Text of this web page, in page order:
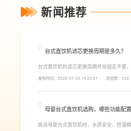
新闻推荐
台式直饮机滤芯更换周期是多久？
台式直饮机的滤芯更换周期并非固定不变
命相对较长，通常在2至3年左右，而后置
发布时间：2026-07-30 16:23:51 浏览数：122
母婴台式直饮机选购，哪些功能配
挑选母婴台式直饮机时，水质安全、控温